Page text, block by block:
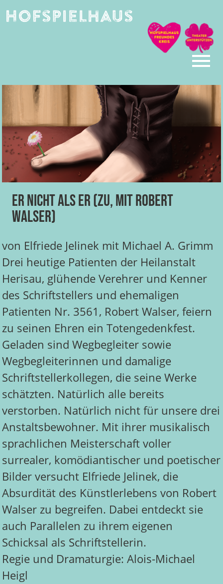
Er nicht als er (zu, mit Robert
Walser)
von Elfriede Jelinek mit Michael A. Grimm
Drei heutige Patienten der Heilanstalt
Herisau, glühende Verehrer und Kenner
des Schriftstellers und ehemaligen
Patienten Nr. 3561, Robert Walser, feiern
zu seinen Ehren ein Totengedenkfest.
Geladen sind Wegbegleiter sowie
Wegbegleiterinnen und damalige
Schriftstellerkollegen, die seine Werke
schätzten. Natürlich alle bereits
verstorben. Natürlich nicht für unsere drei
Anstaltsbewohner. Mit ihrer musikalisch
sprachlichen Meisterschaft voller
surrealer, komödiantischer und poetischer
Bilder versucht Elfriede Jelinek, die
Absurdität des Künstlerlebens von Robert
Walser zu begreifen. Dabei entdeckt sie
auch Parallelen zu ihrem eigenen
Schicksal als Schriftstellerin.
Regie und Dramaturgie: Alois-Michael
Heigl